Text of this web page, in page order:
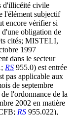
d'illicéité civile
l'élément subjectif
encore vérifier si
obligation de
cités; MISTELI,
1997
dans le secteur
RS 955.0) est entrée
pas applicable aux
de septembre
l'ordonnance de la
2002 en matière
RS 955.022),